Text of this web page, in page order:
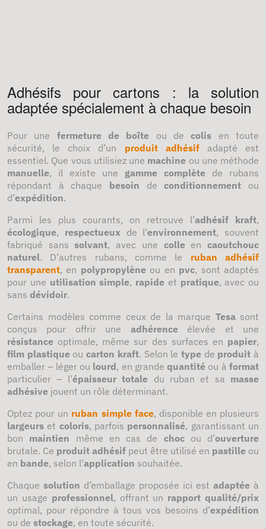
Adhésifs pour cartons : la solution
adaptée spécialement à chaque besoin
Pour une fermeture de boîte ou decolis en toute
sécurité, le choix d’un produit adhésifadapté est
essentiel. Que vous utilisiez une machine ou une méthode
manuelle, il existe une gamme complète de rubans
répondant à chaque besoin deconditionnement ou
d’expédition.
Parmi les plus courants, on retrouve l’adhésif kraft,
écologique, respectueuxde l’environnement, souvent
fabriqué sanssolvant, avec une colleencaoutchouc
naturel. D’autres rubans, comme le ruban adhésif
transparent, en polypropylèneou en pvc, sont adaptés
pour une utilisation simple, rapide et pratique, avec ou
sans dévidoir.
Certains modèles comme ceux de la marque Tesasont
conçus pour offrir une adhérenceélevée et une
résistance optimale, même sur des surfaces en papier,
film plastiqueoucarton kraft. Selon le typede produit à
emballer – léger ou lourd, en grandequantité ou àformat
particulier – l’épaisseur totale du ruban et sa masse
adhésive jouent un rôle déterminant.
Optez pour un ruban simple face, disponible en plusieurs
largeurs et coloris, parfois personnalisé, garantissant un
bon maintien même en cas de chocou d’ouverture
brutale. Ce produit adhésif peut être utilisé en pastille ou
en bande, selon l’application souhaitée.
Chaque solution d’emballage proposée ici est adaptée à
un usage professionnel, offrant un rapport qualité/prix
optimal, pour répondre à tous vos besoins d’expédition
ou de stockage, en toute sécurité.